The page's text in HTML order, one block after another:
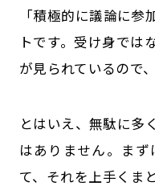
「積極的に議論に
トです。受け身では
が見られているので
とはいえ、無駄に多
はありません。ま
て、それを上手くま